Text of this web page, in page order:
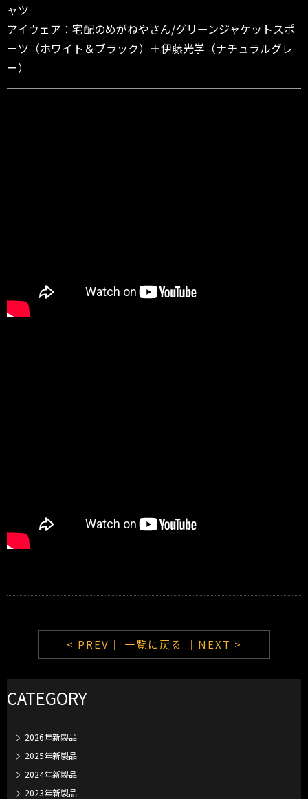
ャツ
アイウェア：宅配のめがねやさん/グリーンジャケットスポ
ーツ（ホワイト＆ブラック）＋伊藤光学（ナチュラルグレ
ー）
< PREV｜ 一覧に戻る ｜NEXT >
CATEGORY
2026年新製品
2025年新製品
2024年新製品
2023年新製品